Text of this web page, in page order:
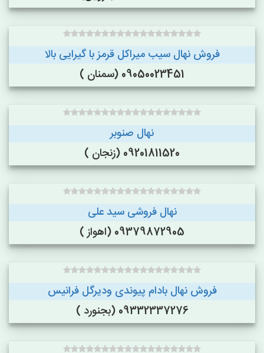
فروش نهال سیب میراکل قرمز با گیرایی بالا
09050023451 (سمنان )
نهال صنوبر
09201811520 (زنجان )
نهال فروشی سید علی
09379872905 (اهواز )
فروش نهال بادام پیوندی ودیرگل فرانیس
09332337276 (بجنورد )